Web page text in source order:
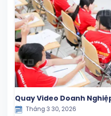
Quay Video Doanh
Nội
Tháng 3 30, 2026